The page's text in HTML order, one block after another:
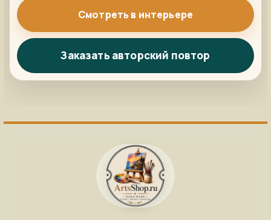
Смотреть в интерьере
Заказать авторский повтор